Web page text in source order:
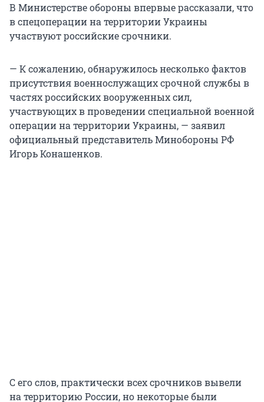
В Министерстве обороны впервые рассказали, что
в спецоперации на территории Украины
участвуют российские срочники.
— К сожалению, обнаружилось несколько фактов
присутствия военнослужащих срочной службы в
частях российских вооруженных сил,
участвующих в проведении специальной военной
операции на территории Украины, — заявил
официальный представитель Минобороны РФ
Игорь Конашенков.
С его слов, практически всех срочников вывели
на территорию России, но некоторые были